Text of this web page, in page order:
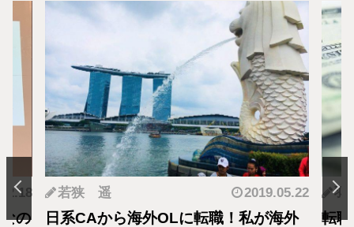
の
若狭 遥 2019.05.22
日系CAから海外OLに転職！私が海外
羽
転